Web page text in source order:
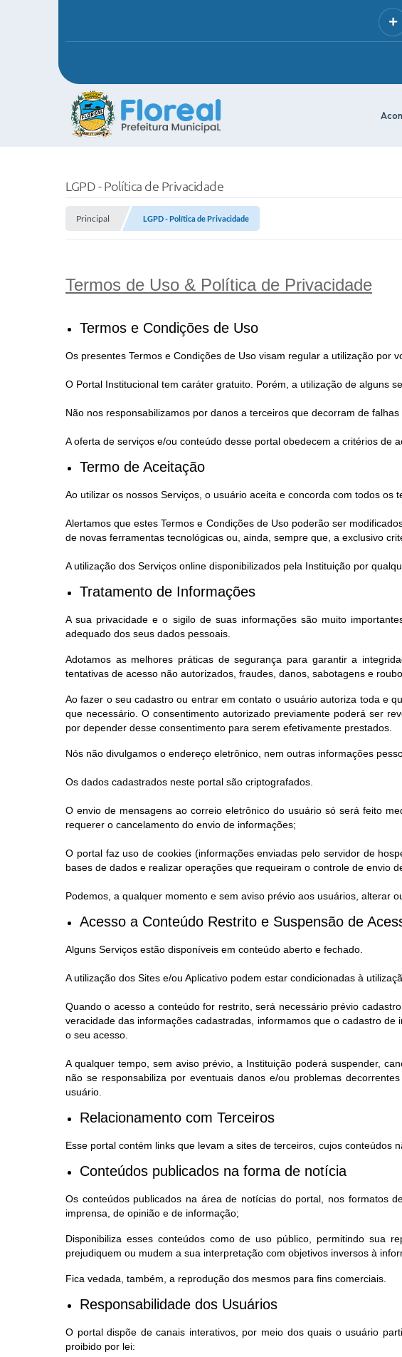
LGPD - Política de Privacidade
Principal LGPD - Política de Privacidade
Termos de Uso & Política de Privacidade
Termos e Condições de Uso
Os presentes Termos e Condições de Uso visam regular a utilização por
O Portal Institucional tem caráter gratuito. Porém, a utilização de alguns
Não nos responsabilizamos por danos a terceiros que decorram de
A oferta de serviços e/ou conteúdo desse portal obedecem a critérios de
Termo de Aceitação
Ao utilizar os nossos Serviços, o usuário aceita e concorda com todos
Alertamos que estes Termos e Condições de Uso poderão ser
de novas ferramentas tecnológicas ou, ainda, sempre que, a exclusivo
A utilização dos Serviços online disponibilizados pela Instituição por
Tratamento de Informações
A sua privacidade e o sigilo de suas informações são muito
adequado dos seus dados pessoais.
Adotamos as melhores práticas de segurança para garantir a
tentativas de acesso não autorizados, fraudes, danos, sabotagens e
Ao fazer o seu cadastro ou entrar em contato o usuário autoriza toda e
que necessário. O consentimento autorizado previamente poderá ser
por depender desse consentimento para serem efetivamente prestados.
Nós não divulgamos o endereço eletrônico, nem outras informações
Os dados cadastrados neste portal são criptografados.
O envio de mensagens ao correio eletrônico do usuário só será feito
requerer o cancelamento do envio de informações;
O portal faz uso de cookies (informações enviadas pelo servidor de
bases de dados e realizar operações que requeiram o controle de envio
Podemos, a qualquer momento e sem aviso prévio aos usuários, alterar
Acesso a Conteúdo Restrito e Suspensão de
Alguns Serviços estão disponíveis em conteúdo aberto e fechado.
A utilização dos Sites e/ou Aplicativo podem estar condicionadas à
Quando o acesso a conteúdo for restrito, será necessário prévio
veracidade das informações cadastradas, informamos que o cadastro
o seu acesso.
A qualquer tempo, sem aviso prévio, a Instituição poderá suspender,
não se responsabiliza por eventuais danos e/ou problemas
usuário.
Relacionamento com Terceiros
Esse portal contém links que levam a sites de terceiros, cujos
Conteúdos publicados na forma de notícia
Os conteúdos publicados na área de notícias do portal, nos formatos
imprensa, de opinião e de informação;
Disponibiliza esses conteúdos como de uso público, permitindo sua
prejudiquem ou mudem a sua interpretação com objetivos inversos à
Fica vedada, também, a reprodução dos mesmos para fins comerciais.
Responsabilidade dos Usuários
O portal dispõe de canais interativos, por meio dos quais o usuário
proibido por lei: